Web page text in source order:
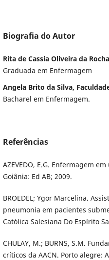
Biografia do Autor
Rita de Cassia Oliveira da
Graduada em Enfermagem
Angela Brito da Silva,
Bacharel em Enfermagem.
Referências
AZEVEDO, E.G. Enfermagem
Goiânia: Ed AB; 2009.
BROEDEL; Ygor Marcelina.
pneumonia em pacientes
Católica Salesiana Do Espírito
CHULAY, M.; BURNS, S.M.
críticos da AACN. Porto alegre: